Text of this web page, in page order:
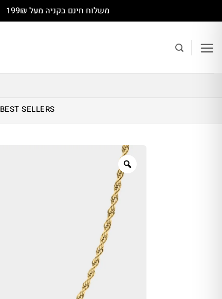
to
content
משלוח חינם בקניה מעל 199₪
BEST SELLERS
Zoom